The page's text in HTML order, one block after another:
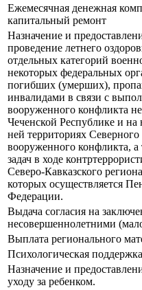
Ежемесячная денежная
капитальный ремонт
Назначение и
проведение летнего
отдельных категорий
некоторых федеральных
погибших (умерших),
инвалидами в связи с
вооруженного конфликта
Чеченской Республике и
ней территориях
вооруженного конфликта,
задач в ходе
Северо-Кавказского
которых осуществляется
Федерации.
Выдача согласия на
несовершеннолетними
Выплата регионального
Психологическая
Назначение и
уходу за ребенком.